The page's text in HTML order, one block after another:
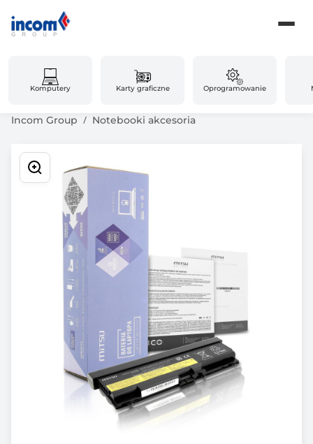
Komputery Karty graficzne Oprogramowanie
Incom Group Notebooki akcesoria